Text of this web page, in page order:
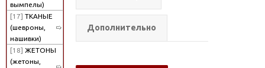
вымпелы)
[17] ТКАНЫЕ
(шевроны,
нашивки)
[18] ЖЕТОНЫ
(жетоны,
Дополнительно